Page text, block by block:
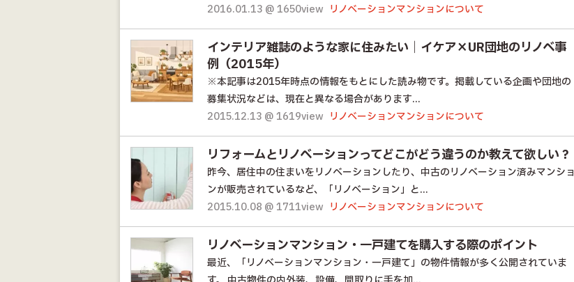
2016.01.13 @ 1650view リノベーションマンションについて
インテリア雑誌のような家に住みたい｜イケア×UR団地のリノベ事
例（2015年）
※本記事は2015年時点の情報をもとにした読み物です。掲載している企画や団地の
募集状況などは、現在と異なる場合があります...
2015.12.13 @ 1619view リノベーションマンションについて
リフォームとリノベーションってどこがどう違うのか教えて欲しい？
昨今、居住中の住まいをリノベーションしたり、中古のリノベーション済みマンショ
ンが販売されているなど、「リノベーション」と...
2015.10.08 @ 1711view リノベーションマンションについて
リノベーションマンション・一戸建てを購入する際のポイント
最近、「リノベーションマンション・一戸建て」の物件情報が多く公開されていま